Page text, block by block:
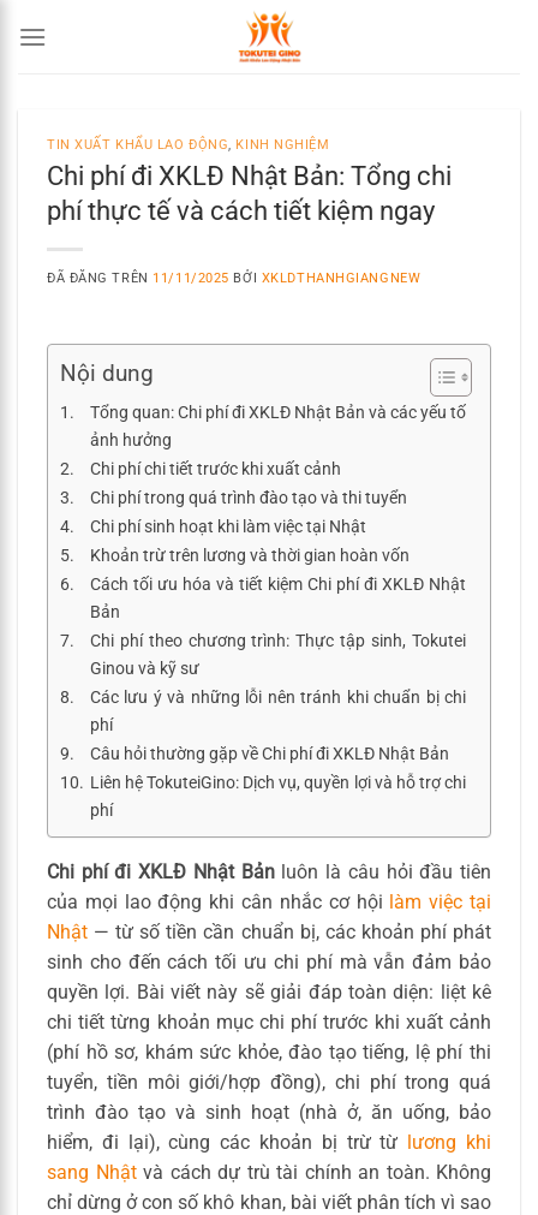
đến
TIN XUẤT KHẨU LAO ĐỘNG, KINH NGHIỆM
Chi phí đi XKLĐ Nhật Bản: Tổng chi
phí thực tế và cách tiết kiệm ngay
ĐÃ ĐĂNG TRÊN 11/11/2025 BỞI XKLDTHANHGIANGNEW
Nội dung
Tổng quan: Chi phí đi XKLĐ Nhật Bản và các yếu tố
ảnh hưởng
Chi phí chi tiết trước khi xuất cảnh
Chi phí trong quá trình đào tạo và thi tuyển
Chi phí sinh hoạt khi làm việc tại Nhật
Khoản trừ trên lương và thời gian hoàn vốn
Cách tối ưu hóa và tiết kiệm Chi phí đi XKLĐ Nhật
Bản
Chi phí theo chương trình: Thực tập sinh, Tokutei
Ginou và kỹ sư
Các lưu ý và những lỗi nên tránh khi chuẩn bị chi
phí
Câu hỏi thường gặp về Chi phí đi XKLĐ Nhật Bản
Liên hệ TokuteiGino: Dịch vụ, quyền lợi và hỗ trợ chi
phí
Chi phí đi XKLĐ Nhật Bảnluôn là câu hỏi đầu tiên
của mọi lao động khi cân nhắc cơ hội làm việc tại
Nhật — từ số tiền cần chuẩn bị, các khoản phí phát
sinh cho đến cách tối ưu chi phí mà vẫn đảm bảo
quyền lợi. Bài viết này sẽ giải đáp toàn diện: liệt kê
chi tiết từng khoản mục chi phí trước khi xuất cảnh
(phí hồ sơ, khám sức khỏe, đào tạo tiếng, lệ phí thi
tuyển, tiền môi giới/hợp đồng), chi phí trong quá
trình đào tạo và sinh hoạt (nhà ở, ăn uống, bảo
hiểm, đi lại), cùng các khoản bị trừ từ lương khi
sang Nhậtvà cách dự trù tài chính an toàn. Không
chỉ dừng ở con số khô khan, bài viết phân tích vì sao